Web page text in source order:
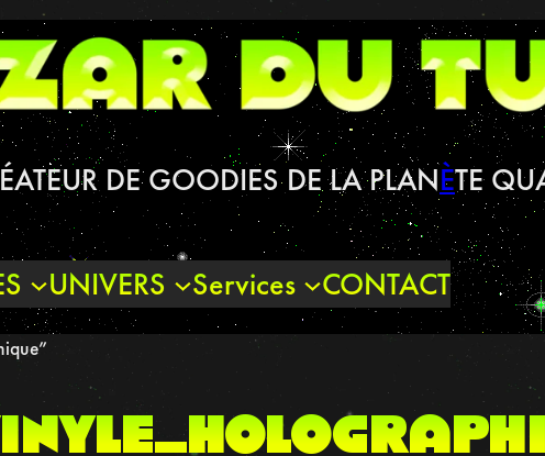
DE GOODIES DE LA PLANÈTE
UNIVERS Services CONTACT